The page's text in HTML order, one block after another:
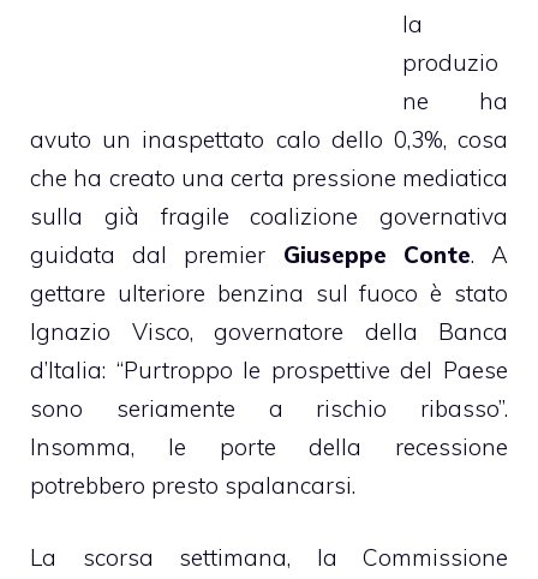
la
produzio
ne ha
avuto un inaspettato calo dello 0,3%, cosa
che ha creato una certa pressione mediatica
sulla già fragile coalizione governativa
guidata dal premier Giuseppe Conte. A
gettare ulteriore benzina sul fuoco è stato
Ignazio Visco, governatore della Banca
d’Italia: “Purtroppo le prospettive del Paese
sono seriamente a rischio ribasso”.
Insomma, le porte della recessione
potrebbero presto spalancarsi.
La scorsa settimana, la Commissione